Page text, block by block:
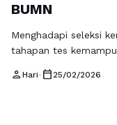
BUMN
Menghadapi seleksi
tahapan tes
sejauh mana peserta
person Hari• calendar_today 25/02/2026